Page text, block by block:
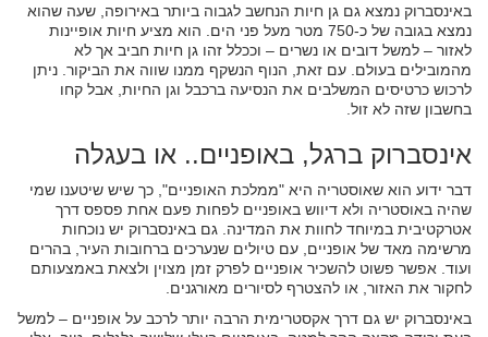
באינסברוק נמצא גם גן חיות הנחשב לגבוה ביותר באירופה, שעה שהוא
נמצא בגובה של כ-750 מטר מעל פני הים. הוא מציע חיות אופיינות
לאזור – למשל דובים או נשרים – וככלל זהו גן חיות חביב אך לא
מהמובילים בעולם. עם זאת, הנוף הנשקף ממנו שווה את הביקור. ניתן
לרכוש כרטיסים המשלבים את הנסיעה ברכבל וגן החיות, אבל קחו
בחשבון שזה לא זול.
אינסברוק ברגל, באופניים.. או בעגלה
דבר ידוע הוא שאוסטריה היא "ממלכת האופניים", כך שיש שיטענו שמי
שהיה באוסטריה ולא דיווש באופניים לפחות פעם אחת פספס דרך
אטרקטיבית במיוחד לחוות את המדינה. גם באינסברוק יש נוכחות
מרשימה מאד של אופניים, עם טיולים שנערכים ברחובות העיר, בהרים
ועוד. אפשר פשוט להשכיר אופניים לפרק זמן מצוין ולצאת באמצעותם
לחקור את האזור, או להצטרף לסיורים מאורגנים.
באינסברוק יש גם דרך אקסטרימית הרבה יותר לרכב על אופניים – למשל